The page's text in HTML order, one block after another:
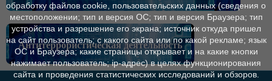
Антитеррористическая деятельность
обработку файлов cookie, пользовательских данных (сведения о
местоположении; тип и версия ОС; тип и версия Браузера; тип
устройства и разрешение его экрана; источник откуда пришел
на сайт пользователь; с какого сайта или по какой рекламе; язык
ОС и Браузера; какие страницы открывает и на какие кнопки
нажимает пользователь; ip-адрес) в целях функционирования
сайта и проведения статистических исследований и обзоров.